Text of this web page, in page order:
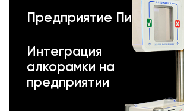
Предприятие Пик
Интеграция
алкорамки на
предприятии